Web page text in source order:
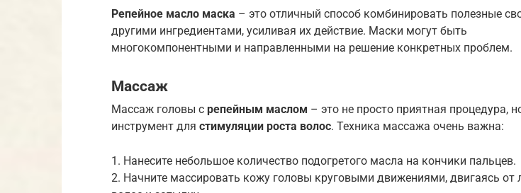
Репейное масло маска – это отличный способ комбинировать полезные
другими ингредиентами, усиливая их действие. Маски могут быть
многокомпонентными и направленными на решение конкретных проблем.
Массаж
Массаж головы с репейным маслом – это не просто приятная процедура,
инструмент для стимуляции роста волос. Техника массажа очень важна:
1. Нанесите небольшое количество подогретого масла на кончики пальцев.
2. Начните массировать кожу головы круговыми движениями, двигаясь от